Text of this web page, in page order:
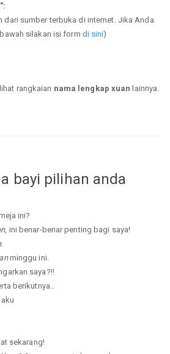
dari sumber terbuka di internet. Jika Anda
silakan isi form di sini)
rangkaian nama lengkap xuan lainnya.
bayi pilihan anda
ini?
, ini benar-benar penting bagi saya!
.
minggu ini.
saya?!!
berikutnya..
sekarang!